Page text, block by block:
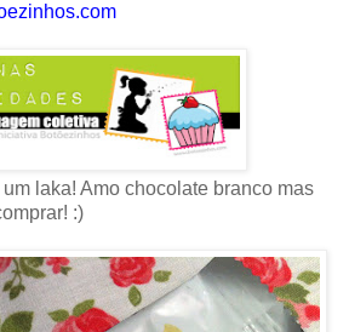
laka! Amo chocolate branco mas
:)